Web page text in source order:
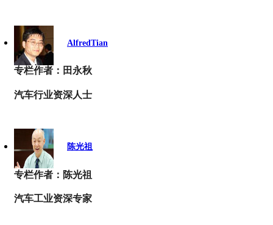
AlfredTian
专栏作者：田永秋
汽车行业资深人士
陈光祖
专栏作者：陈光祖
汽车工业资深专家